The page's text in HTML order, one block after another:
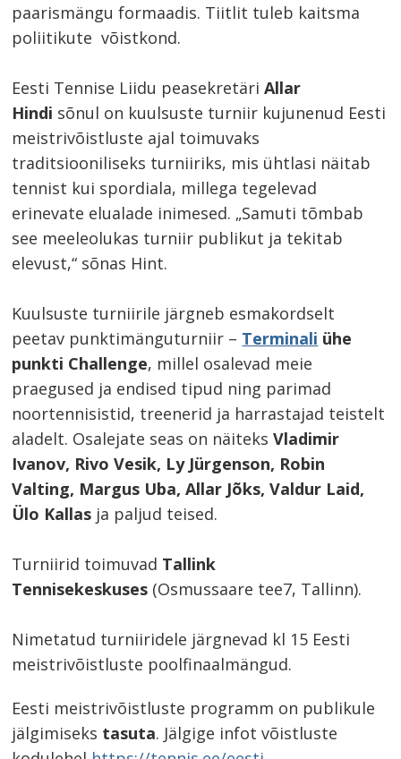
paarismängu formaadis. Tiitlit tuleb kaitsma
poliitikute võistkond.
Eesti Tennise Liidu peasekretäriAllar
Hindi sõnul on kuulsuste turniir kujunenud Eesti
meistrivõistluste ajal toimuvaks
traditsiooniliseks turniiriks, mis ühtlasi näitab
tennist kui spordiala, millega tegelevad
erinevate elualade inimesed. „Samuti tõmbab
see meeleolukas turniir publikut ja tekitab
elevust,“ sõnas Hint.
Kuulsuste turniirile järgneb esmakordselt
peetav punktimänguturniir – Terminali ühe
punkti Challenge, millel osalevad meie
praegused ja endised tipud ning parimad
noortennisistid, treenerid ja harrastajad teistelt
aladelt. Osalejate seas on näiteksVladimir
Ivanov, Rivo Vesik, Ly Jürgenson, Robin
Valting, Margus Uba, Allar Jõks, Valdur Laid,
Ülo Kallas ja paljud teised.
Turniirid toimuvad Tallink
Tennisekeskuses (Osmussaare tee7, Tallinn).
Nimetatud turniiridele järgnevad kl 15 Eesti
meistrivõistluste poolfinaalmängud.
Eesti meistrivõistluste programm on publikule
jälgimiseks tasuta. Jälgige infot võistluste
Navigeerimine